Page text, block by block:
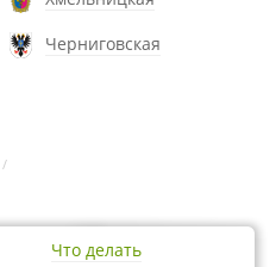
Черниговская
/
Что делать